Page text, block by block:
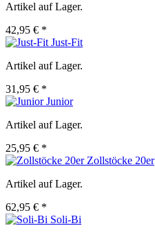
Artikel auf Lager.
42,95 € *
Just-Fit
Artikel auf Lager.
31,95 € *
Junior
Artikel auf Lager.
25,95 € *
Zollstöcke 20er
Artikel auf Lager.
62,95 € *
Soli-Bi